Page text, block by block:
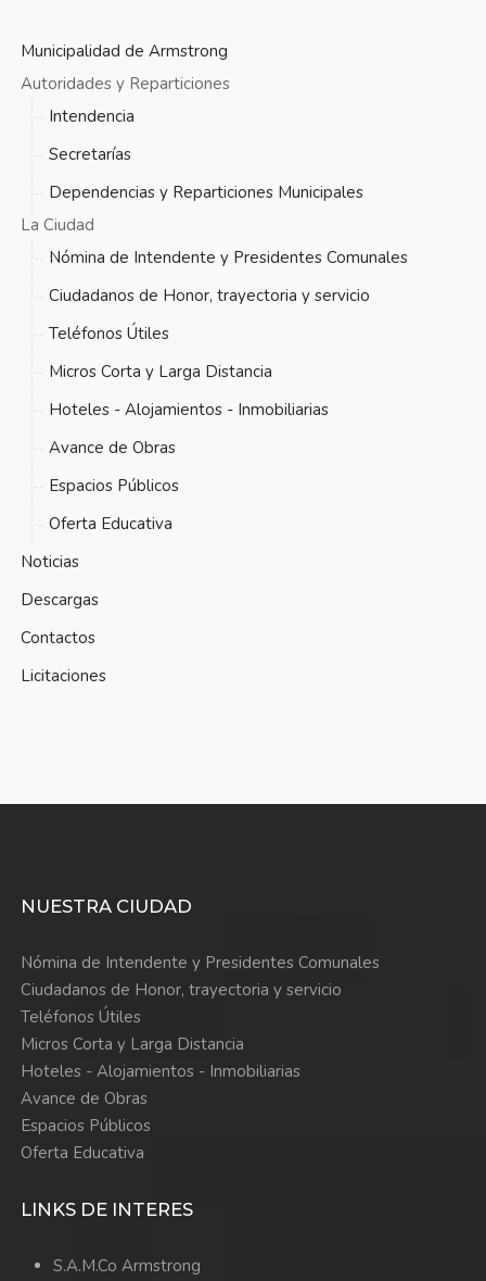
Municipalidad de Armstrong
Autoridades y Reparticiones
Intendencia
Secretarías
Dependencias y Reparticiones Municipales
La Ciudad
Nómina de Intendente y Presidentes Comunales
Ciudadanos de Honor, trayectoria y servicio
Teléfonos Útiles
Micros Corta y Larga Distancia
Hoteles - Alojamientos - Inmobiliarias
Avance de Obras
Espacios Públicos
Oferta Educativa
Noticias
Descargas
Contactos
Licitaciones
NUESTRA CIUDAD
Nómina de Intendente y Presidentes Comunales
Ciudadanos de Honor, trayectoria y servicio
Teléfonos Útiles
Micros Corta y Larga Distancia
Hoteles - Alojamientos - Inmobiliarias
Avance de Obras
Espacios Públicos
Oferta Educativa
LINKS DE INTERES
S.A.M.Co Armstrong